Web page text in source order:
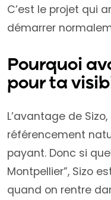
C’est le projet qui
démarrer
Pourquoi
pour ta
L’avantage de
référencement
payant. Donc si
Montpellier”, Sizo
quand on rentre